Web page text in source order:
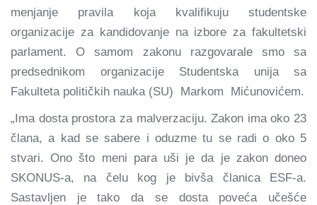
menjanje pravila koja kvalifikuju studentske
organizacije za kandidovanje na izbore za fakultetski
parlament. O samom zakonu razgovarale smo sa
predsednikom organizacije Studentska unija sa
Fakulteta političkih nauka (SU) Markom Mićunovićem.
„Ima dosta prostora za malverzaciju. Zakon ima oko 23
člana, a kad se sabere i oduzme tu se radi o oko 5
stvari. Ono što meni para uši je da je zakon doneo
SKONUS-a, na čelu kog je bivša članica ESF-a.
Sastavljen je tako da se dosta poveća učešće